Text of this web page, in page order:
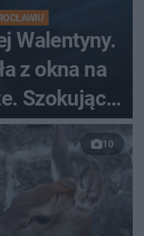
Walentyny.
z okna na
Szokujące
do sieci
10